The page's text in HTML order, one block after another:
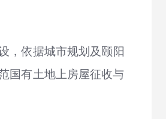
，依据城市规划及颐阳
国有土地上房屋征收与